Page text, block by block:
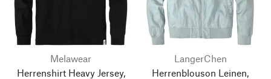
Melawear
Herrenshirt Heavy Jersey,
LangerChen
Herrenblouson Leinen,